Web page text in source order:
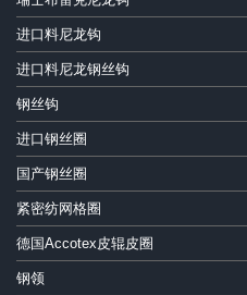
进口料尼龙钩
进口料尼龙钢丝钩
钢丝钩
进口钢丝圈
国产钢丝圈
紧密纺网格圈
德国Accotex皮辊皮圈
钢领